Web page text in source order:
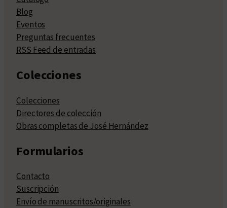
Blog
Eventos
Preguntas frecuentes
RSS Feed de entradas
Colecciones
Colecciones
Directores de colección
Obras completas de José Hernández
Formularios
Contacto
Suscripción
Envío de manuscritos/originales